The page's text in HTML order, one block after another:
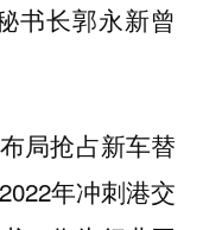
书长郭永新曾
局抢占新车替
年冲刺港交